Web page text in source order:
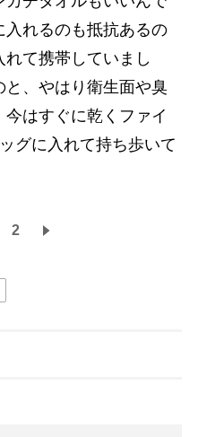
れるのも抵抗あるの
て携帯していまし
、やはり衛生面や臭
はすぐに乾くファイ
グに入れて持ち歩いて
2